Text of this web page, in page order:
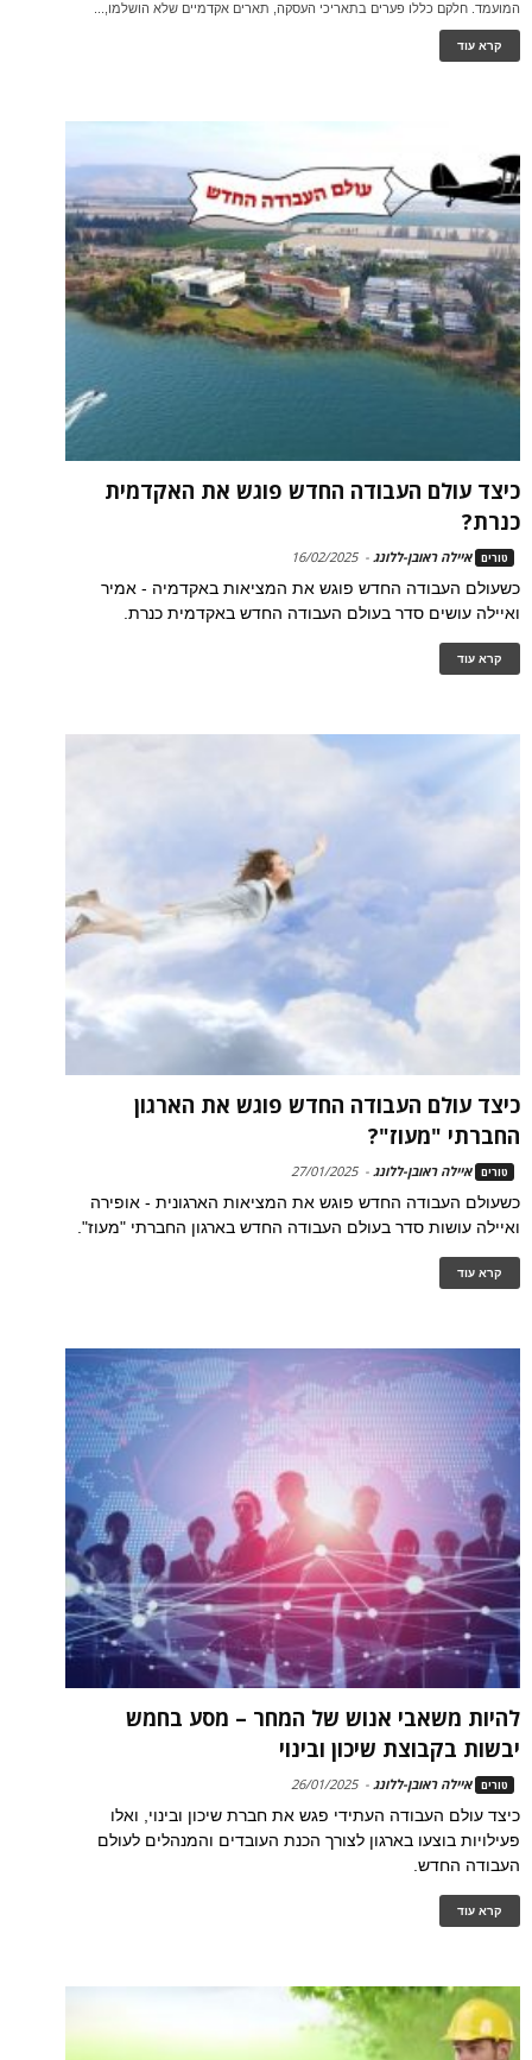
המועמד. חלקם כללו פערים בתאריכי העסקה, תארים אקדמיים שלא הושלמו,...
קרא עוד
כיצד עולם העבודה החדש פוגש את האקדמית
כנרת?
טורים איילה ראובן-ללונג -
16/02/2025
כשעולם העבודה החדש פוגש את המציאות באקדמיה - אמיר
ואיילה עושים סדר בעולם העבודה החדש באקדמית כנרת.
קרא עוד
כיצד עולם העבודה החדש פוגש את הארגון
החברתי "מעוז"?
טורים איילה ראובן-ללונג -
27/01/2025
כשעולם העבודה החדש פוגש את המציאות הארגונית - אופירה
ואיילה עושות סדר בעולם העבודה החדש בארגון החברתי "מעוז".
קרא עוד
להיות משאבי אנוש של המחר – מסע בחמש
יבשות בקבוצת שיכון ובינוי
טורים איילה ראובן-ללונג -
26/01/2025
כיצד עולם העבודה העתידי פגש את חברת שיכון ובינוי, ואלו
פעילויות בוצעו בארגון לצורך הכנת העובדים והמנהלים לעולם
העבודה החדש.
קרא עוד